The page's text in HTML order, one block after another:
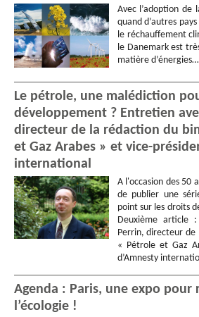
Avec l’adoption de
quand d’autres
le réchauffement
le Danemark est
matière d’énergies…
Le pétrole, une malédiction
développement ? Entretien
directeur de la rédaction du
et Gaz Arabes » et vice-
international
A l'occasion des 50
de publier une
point sur les droits
Deuxième article :
Perrin, directeur de
« Pétrole et Gaz
d’Amnesty
Agenda : Paris, une expo pour
l’écologie !